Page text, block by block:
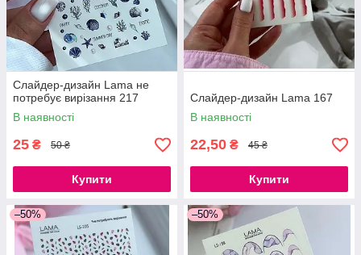
Слайдер-дизайн Lama не
потребує вирізання 217
В наявності
25 ₴ 50 ₴
Купити
Слайдер-дизайн Lama 167
В наявності
22,50 ₴ 45 ₴
Купити
–50% –50%